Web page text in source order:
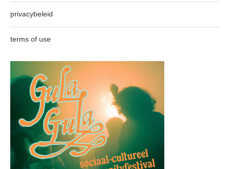
privacybeleid
terms of use